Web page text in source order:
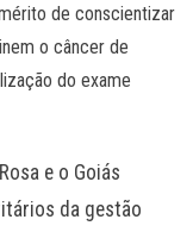
de conscientizar
o câncer de
do exame
e o Goiás
da gestão